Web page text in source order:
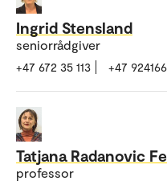
Ingrid Stensland
seniorrådgiver
+47 672 35 113 +47
Tatjana Radanovic
professor